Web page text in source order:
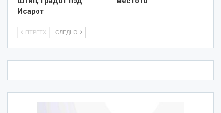
Исарот
ПТРЕТХ СЛЕДНО